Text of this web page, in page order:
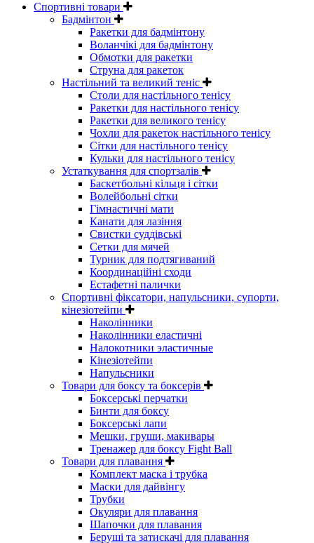
Спортивні товари
Бадмінтон
Ракетки для бадмінтону
Воланчікі для бадмінтону
Обмотки для ракетки
Струна для ракеток
Настільний та великий теніс
Столи для настільного тенісу
Ракетки для настільного тенісу
Ракетки для великого тенісу
Чохли для ракеток настільного тенісу
Сітки для настільного тенісу
Кульки для настільного тенісу
Устаткування для спортзалів
Баскетбольні кільця і сітки
Волейбольні сітки
Гімнастичні мати
Канати для лазіння
Свистки суддівські
Сетки для мячей
Турник для подтягиваний
Координаційні сходи
Естафетні палички
Спортивні фіксатори, напульсники, супорти,
кінезіотейпи
Наколінники
Наколінники еластичні
Налокотники эластичные
Кінезіотейпи
Напульсники
Товари для боксу та боксерів
Боксерські перчатки
Бинти для боксу
Боксерські лапи
Мешки, груши, макивары
Тренажер для боксу Fight Ball
Товари для плавання
Комплект маска і трубка
Маски для дайвінгу
Трубки
Окуляри для плавання
Шапочки для плавания
Беруші та затискачі для плавання